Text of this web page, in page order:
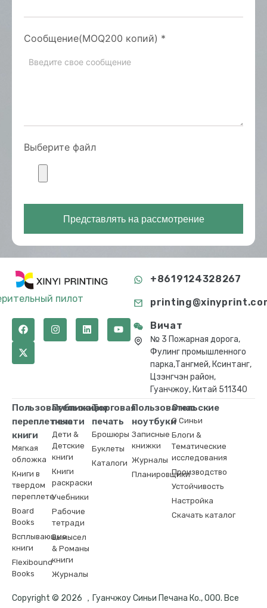
Сообщение(MOQ200 копий) *
Выберите файл
Представлять на рассмотрение
пилот
+8619124328267
Вичат
№ 3 Пожарная дорога,
Фулинг промышленного
парка,Тангмей, Ксинтанг,
Цзэнгчэн район,
Гуанчжоу, Китай 511340
Пользовательские
переплетные
книги
Мягкая
обложка
Книги в
твердом
переплете
Board
Books
Всплывающие
книги
Flexibound
Books
Публикация
печати
Дети &
Детские
книги
Книги
раскраски
Учебники
Рабочие
тетради
Вымысел
& Романы
книги
Журналы
Торговая
печать
Брошюры
Буклеты
Каталоги
Пользовательские
ноутбуки
Записные
книжки
Журналы
Планировщики
О нас
О Синьи
Блоги &
Тематические
исследования
Производство
Устойчивость
Настройка
Скачать каталог
Copyright © 2026 ，Гуанчжоу Синьи Печана Ко., ООО. Все